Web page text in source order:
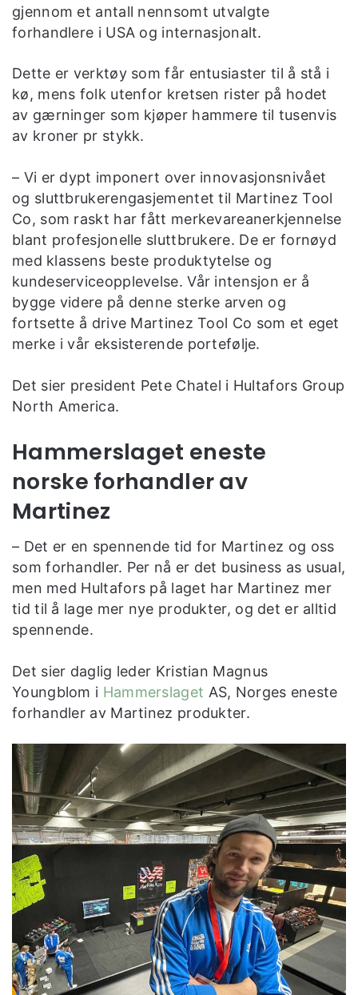
gjennom et antall nennsomt utvalgte
forhandlere i USA og internasjonalt.
Dette er verktøy som får entusiaster til å stå i
kø, mens folk utenfor kretsen rister på hodet
av gærninger som kjøper hammere til tusenvis
av kroner pr stykk.
– Vi er dypt imponert over innovasjonsnivået
og sluttbrukerengasjementet til Martinez Tool
Co, som raskt har fått merkevareanerkjennelse
blant profesjonelle sluttbrukere. De er fornøyd
med klassens beste produktytelse og
kundeserviceopplevelse. Vår intensjon er å
bygge videre på denne sterke arven og
fortsette å drive Martinez Tool Co som et eget
merke i vår eksisterende portefølje.
Det sier president Pete Chatel i Hultafors Group
North America.
Hammerslaget eneste
norske forhandler av
Martinez
– Det er en spennende tid for Martinez og oss
som forhandler. Per nå er det business as usual,
men med Hultafors på laget har Martinez mer
tid til å lage mer nye produkter, og det er alltid
spennende.
Det sier daglig leder Kristian Magnus
Youngblom i Hammerslaget AS, Norges eneste
forhandler av Martinez produkter.